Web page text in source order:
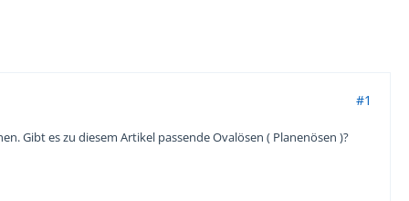
#1
Gibt es zu diesem Artikel passende Ovalösen ( Planenösen )?